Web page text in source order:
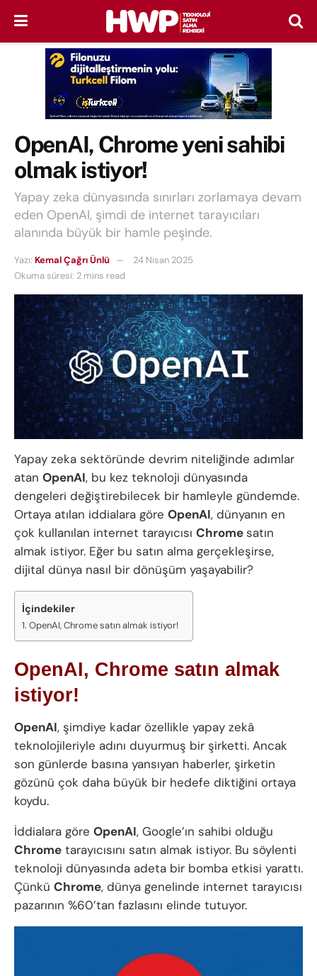
OpenAI, Chrome yeni sahibi
olmak istiyor!
Yapay zeka dünyasında sınırları zorlamaya devam
eden OpenAI, şimdi de internet tarayıcıları
alanında büyük bir hamle peşinde.
Yazı: Kemal Çağrı Ünlü
24 Nisan 2025
Okuma süresi: 2 mins read
Yapay zeka sektöründe devrim niteliğinde adımlar
atan OpenAI, bu kez teknoloji dünyasında
dengeleri değiştirebilecek bir hamleyle gündemde.
Ortaya atılan iddialara göre OpenAI, dünyanın en
çok kullanılan internet tarayıcısı Chromesatın
almak istiyor. Eğer bu satın alma gerçekleşirse,
dijital dünya nasıl bir dönüşüm yaşayabilir?
İçindekiler
OpenAI, Chrome satın almak istiyor!
OpenAI, Chrome satın almak
istiyor!
OpenAI, şimdiye kadar özellikle yapay zekâ
teknolojileriyle adını duyurmuş bir şirketti. Ancak
son günlerde basına yansıyan haberler, şirketin
gözünü çok daha büyük bir hedefe diktiğini ortaya
koydu.
İddialara göre OpenAI, Google’ın sahibi olduğu
Chrome tarayıcısını satın almak istiyor. Bu söylenti
teknoloji dünyasında adeta bir bomba etkisi yarattı.
Çünkü Chrome, dünya genelinde internet tarayıcısı
pazarının %60’tan fazlasını elinde tutuyor.